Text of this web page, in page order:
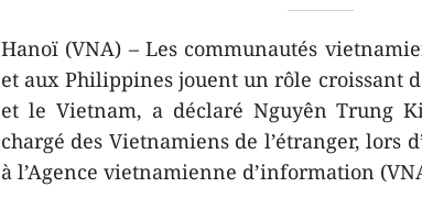
Hanoï (VNA) – Les communautés
et aux Philippines jouent un rôle croissant
et le Vietnam, a déclaré Nguyên Trung
chargé des Vietnamiens de l’étranger, lors
à l’Agence vietnamienne d’information